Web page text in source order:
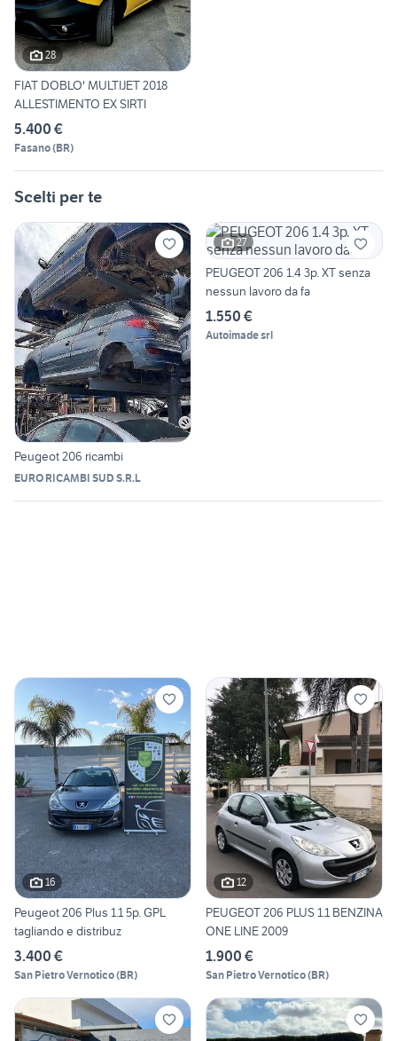
28
FIAT DOBLO' MULTIJET 2018
ALLESTIMENTO EX SIRTI
5.400 €
Fasano(BR)
Scelti per te
Peugeot 206 ricambi
EURO RICAMBI SUD S.R.L
27
PEUGEOT 206 1.4 3p. XT senza
nessun lavoro da fa
1.550 €
Autoimade srl
16
Peugeot 206 Plus 1.1 5p. GPL
tagliando e distribuz
3.400 €
San Pietro Vernotico(BR)
12
PEUGEOT 206 PLUS 1.1 BENZINA
ONE LINE 2009
1.900 €
San Pietro Vernotico(BR)